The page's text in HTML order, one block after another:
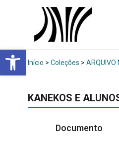
Abrir a barra de
Início > Coleções > ARQUIVO
KANEKOS E
Documento